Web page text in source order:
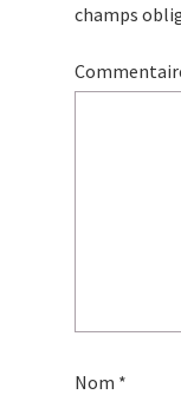
champs
Nom *